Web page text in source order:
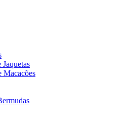
Jaquetas
Macacões